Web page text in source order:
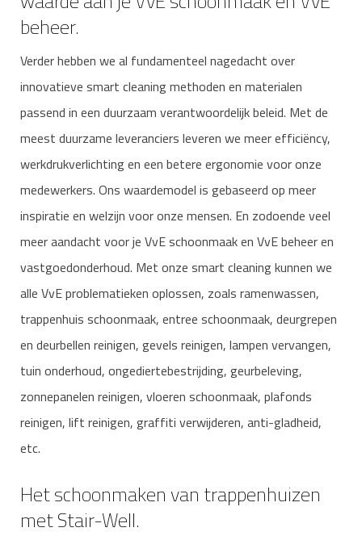
beheer.
Verder hebben we al fundamenteel nagedacht over
innovatieve smart cleaning methoden en materialen
passend in een duurzaam verantwoordelijk beleid. Met de
meest duurzame leveranciers leveren we meer efficiëncy,
werkdrukverlichting en een betere ergonomie voor onze
medewerkers. Ons waardemodel is gebaseerd op meer
inspiratie en welzijn voor onze mensen. En zodoende veel
meer aandacht voor je VvE schoonmaak en VvE beheer en
vastgoedonderhoud. Met onze smart cleaning kunnen we
alle VvE problematieken oplossen, zoals ramenwassen,
trappenhuis schoonmaak, entree schoonmaak, deurgrepen
en deurbellen reinigen, gevels reinigen, lampen vervangen,
tuin onderhoud, ongediertebestrijding, geurbeleving,
zonnepanelen reinigen, vloeren schoonmaak, plafonds
reinigen, lift reinigen, graffiti verwijderen, anti-gladheid,
etc.
Het schoonmaken van trappenhuizen
met Stair-Well.